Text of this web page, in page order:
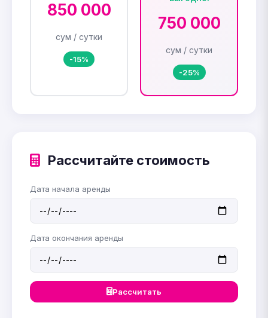
850 000
сум / сутки
-15%
750 000
сум / сутки
-25%
Рассчитайте стоимость
Дата начала аренды
Дата окончания аренды
Рассчитать